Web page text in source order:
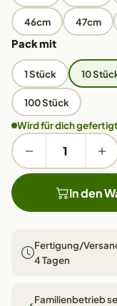
46cm 47cm
Pack mit
1 Stück 10
100 Stück
Wird für dich gefertigt
In den
Fertigung/
4 Tagen
Familienbetrieb